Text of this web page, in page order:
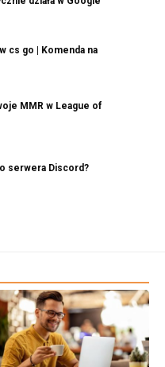
cs go | Komenda na
MMR w League of
serwera Discord?